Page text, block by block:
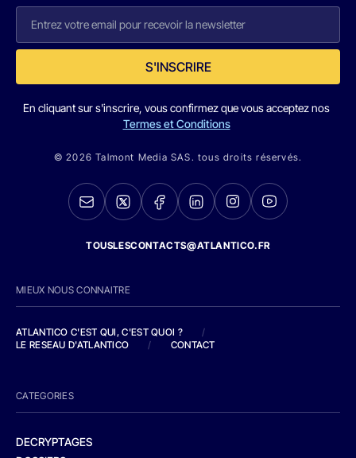
S'INSCRIRE
En cliquant sur s'inscrire, vous confirmez que vous acceptez nos
Termes et Conditions
© 2026 Talmont Media SAS. tous droits réservés.
TOUSLESCONTACTS@ATLANTICO.FR
MIEUX NOUS CONNAITRE
ATLANTICO C'EST QUI, C'EST QUOI ?
/
LE RESEAU D'ATLANTICO
/ CONTACT
CATEGORIES
DECRYPTAGES